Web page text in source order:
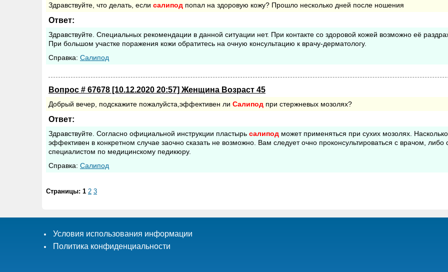
Здравствуйте, что делать, если салипод попал на здоровую кожу? Прошло несколько дней после ношения
Ответ:
Здравствуйте. Специальных рекомендации в данной ситуации нет. При контакте со здоровой кожей возможно её
При большом участке поражения кожи обратитесь на очную консультацию к врачу-дерматологу.
Cправка: Салипод
Вопрос # 67678 [10.12.2020 20:57] Женщина Возраст 45
Добрый вечер, подскажите пожалуйста,эффективен ли Салипод при стержневых мозолях?
Ответ:
Здравствуйте. Согласно официальной инструкции пластырь салипод может применяться при сухих мозолях.
эффективен в конкретном случае заочно сказать не возможно. Вам следует очно проконсультироваться с врачом, либо
специалистом по медицинскому педикюру.
Cправка: Салипод
Страницы: 1 2 3
Условия использования информации
Политика конфиденциальности